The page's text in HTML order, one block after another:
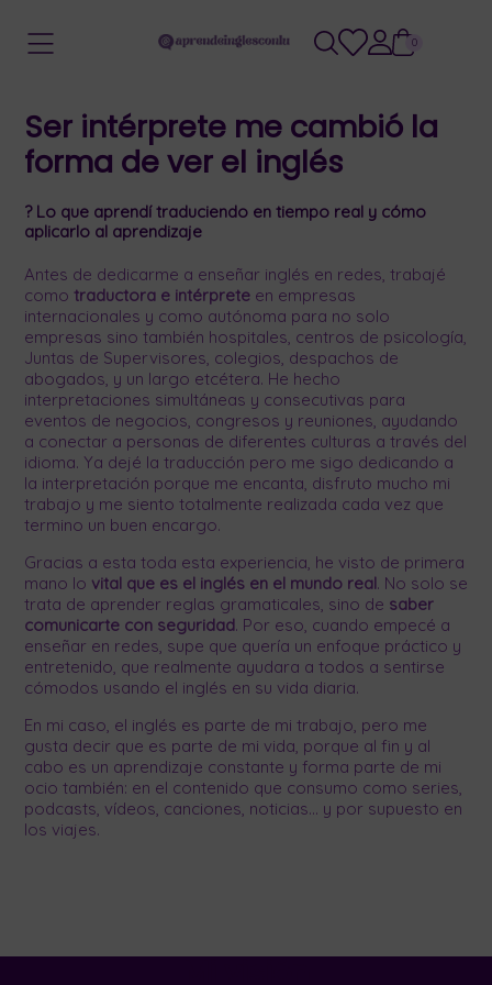
0
Ser intérprete me cambió la
forma de ver el inglés
? Lo que aprendí traduciendo en tiempo real y cómo
aplicarlo al aprendizaje
Antes de dedicarme a enseñar inglés en redes, trabajé
como traductora e intérprete en empresas
internacionales y como autónoma para no solo
empresas sino también hospitales, centros de psicología,
Juntas de Supervisores, colegios, despachos de
abogados, y un largo etcétera. He hecho
interpretaciones simultáneas y consecutivas para
eventos de negocios, congresos y reuniones, ayudando
a conectar a personas de diferentes culturas a través del
idioma. Ya dejé la traducción pero me sigo dedicando a
la interpretación porque me encanta, disfruto mucho mi
trabajo y me siento totalmente realizada cada vez que
termino un buen encargo.
Gracias a esta toda esta experiencia, he visto de primera
mano lo vital que es el inglés en el mundo real. No solo se
trata de aprender reglas gramaticales, sino de saber
comunicarte con seguridad. Por eso, cuando empecé a
enseñar en redes, supe que quería un enfoque práctico y
entretenido, que realmente ayudara a todos a sentirse
cómodos usando el inglés en su vida diaria.
En mi caso, el inglés es parte de mi trabajo, pero me
gusta decir que es parte de mi vida, porque al fin y al
cabo es un aprendizaje constante y forma parte de mi
ocio también: en el contenido que consumo como series,
podcasts, vídeos, canciones, noticias… y por supuesto en
los viajes.